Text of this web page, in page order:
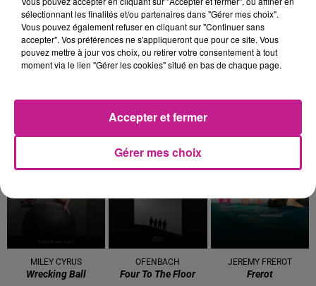
Need Your Love Pile (gospel) A L'imparfaite
16h13
16h13
Turn The Lights Off
16h10
16h10 16h07
16h07
16h04
16h04
MILEY CYRUS
Wrecking Ball
16h00
16h00
OFENBACH
Four To The Floor
15h57
15h57
JEREMY FREROT
Frerot
sélectionnant les finalités et/ou partenaires dans "Gérer mes choix".
Vous pouvez également refuser en cliquant sur "Continuer sans
accepter". Vos préférences ne s'appliqueront que pour ce site. Vous
pouvez mettre à jour vos choix, ou retirer votre consentement à tout
moment via le lien "Gérer les cookies" situé en bas de chaque page.
Gérer mes choix
Accepter et fermer